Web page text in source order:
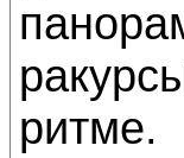
ритме.